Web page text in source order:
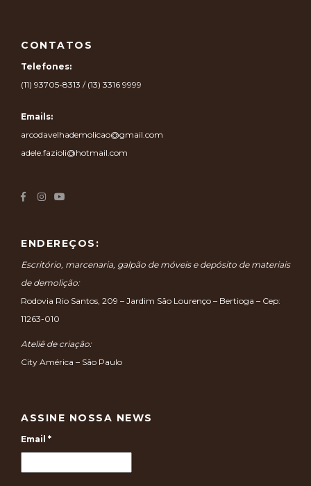
CONTATOS
Telefones:
(11) 93705-8313 / (13) 3316 9999
Emails:
arcodavelhademolicao@gmail.com
adele.fazioli@hotmail.com
ENDEREÇOS:
Escritório, marcenaria, galpão de móveis e depósito de materiais
de demolição:
Rodovia Rio Santos, 209 – Jardim São Lourenço – Bertioga – Cep:
11263-010
Ateliê de criação:
City América – São Paulo
ASSINE NOSSA NEWS
Email *